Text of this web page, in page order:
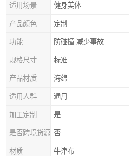
适用场景 健身美体
产品颜色 定制
功能 防碰撞 减少事故
规格尺寸 标准
产品材质 海绵
适用人群 通用
加工定制 是
是否跨境货源 否
材质 牛津布